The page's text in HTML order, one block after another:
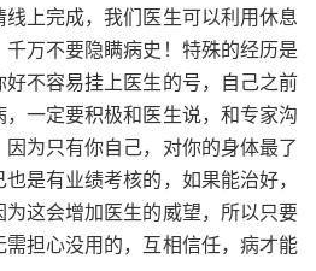
上完成，我们医生可以利用休息
万不要隐瞒病史！特殊的经历是
不容易挂上医生的号，自己之前
一定要积极和医生说，和专家沟
为只有你自己，对你的身体最了
是有业绩考核的，如果能治好，
这会增加医生的威望，所以只要
担心没用的，互相信任，病才能